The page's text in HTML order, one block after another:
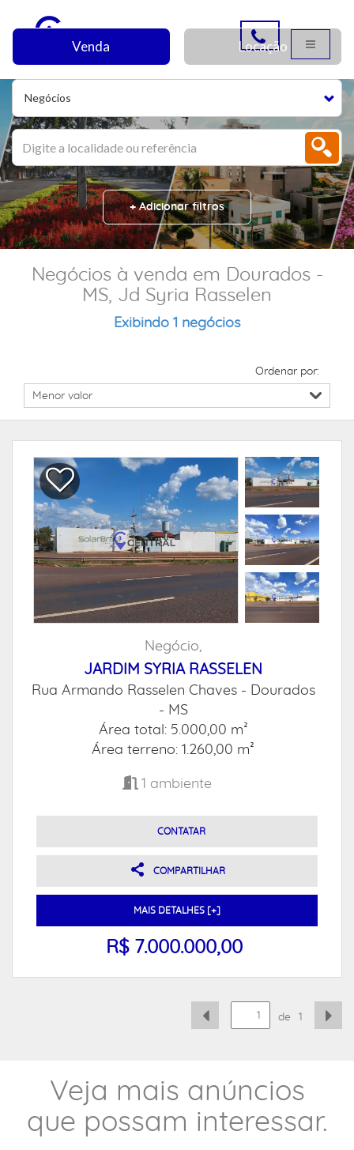
Negócios
Venda Locação
+ Adicionar filtros
Negócios à venda em Dourados -
MS, Jd Syria Rasselen
Exibindo 1 negócios
Ordenar por:
Negócio,
JARDIM SYRIA RASSELEN
Rua Armando Rasselen Chaves - Dourados
- MS
Área total: 5.000,00 m²
Área terreno: 1.260,00 m²
1 ambiente
CONTATAR
COMPARTILHAR
MAIS DETALHES [+]
R$ 7.000.000,00
de 1
Veja mais anúncios
que possam interessar.